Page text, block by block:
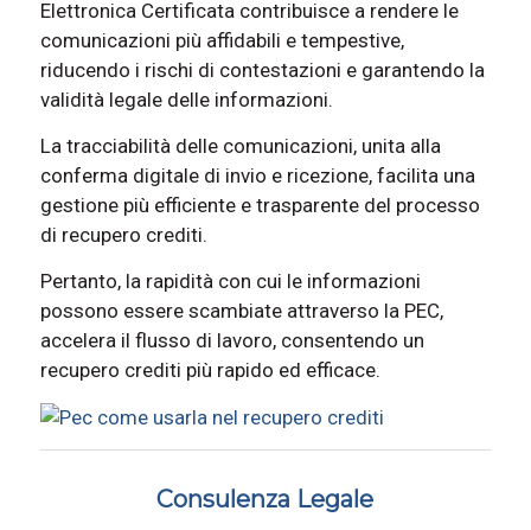
Elettronica Certificata contribuisce a rendere le
comunicazioni più affidabili e tempestive,
riducendo i rischi di contestazioni e garantendo la
validità legale delle informazioni.
La tracciabilità delle comunicazioni, unita alla
conferma digitale di invio e ricezione, facilita una
gestione più efficiente e trasparente del processo
di recupero crediti.
Pertanto, la rapidità con cui le informazioni
possono essere scambiate attraverso la PEC,
accelera il flusso di lavoro, consentendo un
recupero crediti più rapido ed efficace.
Consulenza Legale